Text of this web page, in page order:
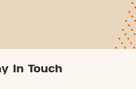
In Touch